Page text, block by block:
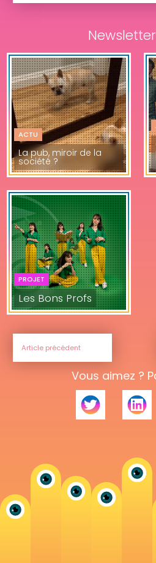
ACTU
La pub, miroir de la
société ?
PROJET
Les Bons Profs
Article précédent
Vous aimez ?